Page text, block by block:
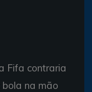
Fifa contraria
na mão